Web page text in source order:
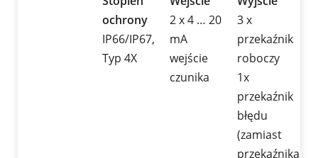
ochrony
IP66/IP67,
Typ 4X
2 x 4 … 20
mA
wejście
czunika
3 x
przekaźnik
roboczy
1x
przekaźnik
błędu
(zamiast
przekaźnika